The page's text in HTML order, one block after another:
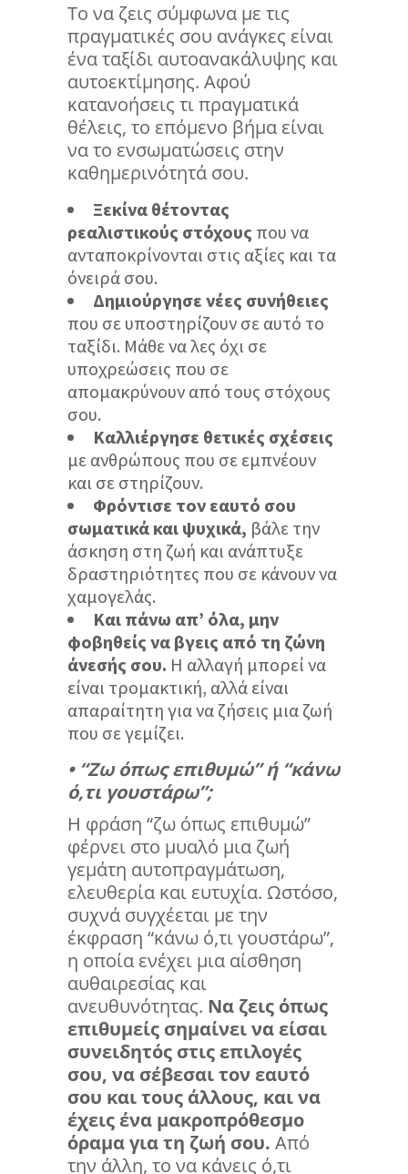
Το να ζεις σύμφωνα με τις
πραγματικές σου ανάγκες είναι
ένα ταξίδι αυτοανακάλυψης και
αυτοεκτίμησης. Αφού
κατανοήσεις τι πραγματικά
θέλεις, το επόμενο βήμα είναι
να το ενσωματώσεις στην
καθημερινότητά σου.
Ξεκίνα θέτοντας
ρεαλιστικούς στόχους που να
ανταποκρίνονται στις αξίες και τα
όνειρά σου.
Δημιούργησε νέες συνήθειες
που σε υποστηρίζουν σε αυτό το
ταξίδι. Μάθε να λες όχι σε
υποχρεώσεις που σε
απομακρύνουν από τους στόχους
σου.
Καλλιέργησε θετικές σχέσεις
με ανθρώπους που σε εμπνέουν
και σε στηρίζουν.
Φρόντισε τον εαυτό σου
σωματικά και ψυχικά, βάλε την
άσκηση στη ζωή και ανάπτυξε
δραστηριότητες που σε κάνουν να
χαμογελάς.
Και πάνω απ’ όλα, μην
φοβηθείς να βγεις από τη ζώνη
άνεσής σου. Η αλλαγή μπορεί να
είναι τρομακτική, αλλά είναι
απαραίτητη για να ζήσεις μια ζωή
που σε γεμίζει.
• “Ζω όπως επιθυμώ” ή “κάνω
ό,τι γουστάρω”;
Η φράση “ζω όπως επιθυμώ”
φέρνει στο μυαλό μια ζωή
γεμάτη αυτοπραγμάτωση,
ελευθερία και ευτυχία. Ωστόσο,
συχνά συγχέεται με την
έκφραση “κάνω ό,τι γουστάρω”,
η οποία ενέχει μια αίσθηση
αυθαιρεσίας και
ανευθυνότητας. Να ζεις όπως
επιθυμείς σημαίνει να είσαι
συνειδητός στις επιλογές
σου, να σέβεσαι τον εαυτό
σου και τους άλλους, και να
έχεις ένα μακροπρόθεσμο
όραμα για τη ζωή σου. Από
την άλλη, το να κάνεις ό,τι